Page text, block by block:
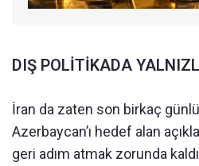
DIŞ POLİTİKADA
İran da zaten son birkaç
Azerbaycan’ı hedef alan
geri adım atmak zorunda